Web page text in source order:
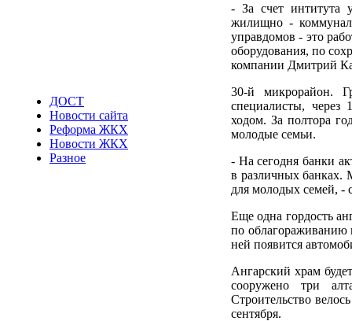
ДОСТ
Новости сайта
Реформа ЖКХ
Новости ЖКХ
Разное
- За счет интитута
жилищно -
управдомов - это
оборудования, по
компании Дмитрий
30-й микрорайон.
специалисты, через
ходом. За полтора
молодые семьи.
- На сегодня банки
в различных банках.
для молодых семей, -
Еще одна гордость
по облагораживанию
ней появится
Ангарский храм
сооружено три
Строительство
сентября.